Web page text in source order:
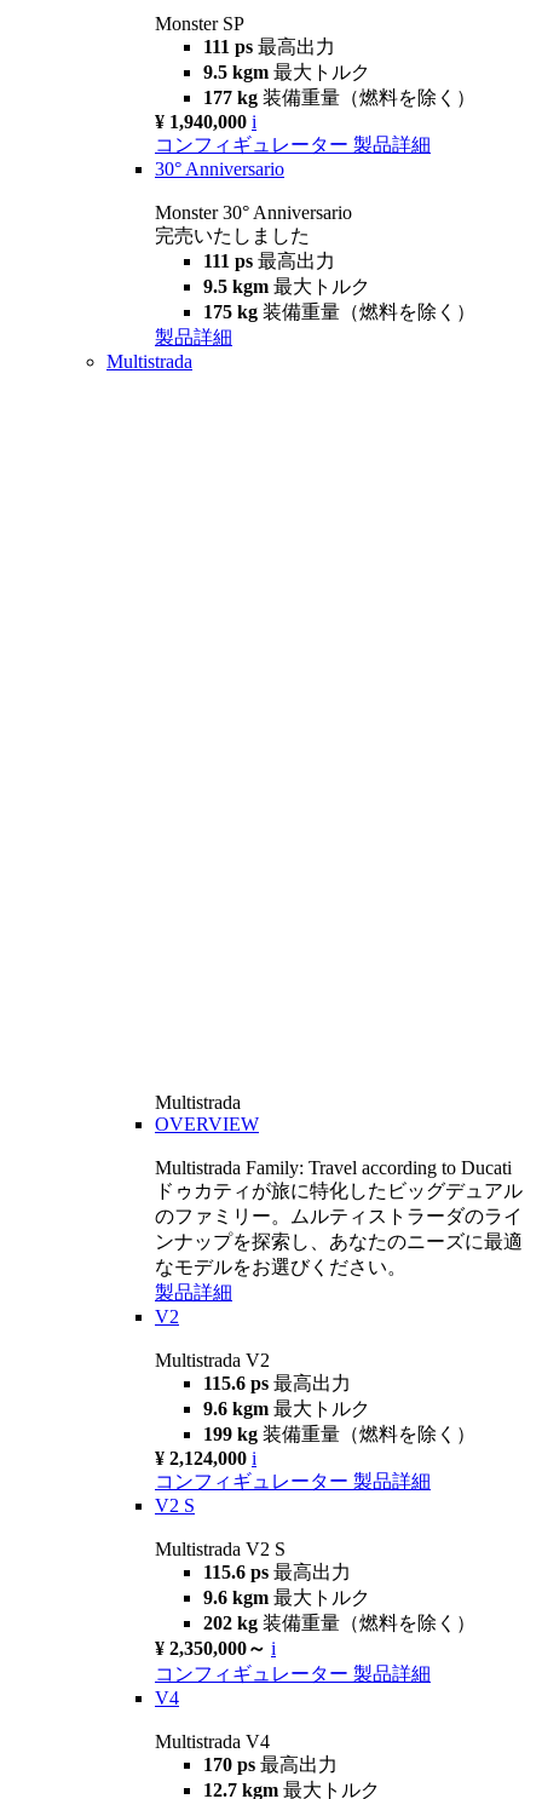
Monster SP
111 ps 最高出力
9.5 kgm 最大トルク
177 kg 装備重量（燃料を除く）
¥ 1,940,000 i
コンフィギュレーター 製品詳細
30° Anniversario
Monster 30° Anniversario
完売いたしました
111 ps 最高出力
9.5 kgm 最大トルク
175 kg 装備重量（燃料を除く）
製品詳細
Multistrada
Multistrada
OVERVIEW
Multistrada Family: Travel according to Ducati
ドゥカティが旅に特化したビッグデュアル
のファミリー。ムルティストラーダのライ
ンナップを探索し、あなたのニーズに最適
なモデルをお選びください。
製品詳細
V2
Multistrada V2
115.6 ps 最高出力
9.6 kgm 最大トルク
199 kg 装備重量（燃料を除く）
¥ 2,124,000 i
コンフィギュレーター 製品詳細
V2 S
Multistrada V2 S
115.6 ps 最高出力
9.6 kgm 最大トルク
202 kg 装備重量（燃料を除く）
¥ 2,350,000～ i
コンフィギュレーター 製品詳細
V4
Multistrada V4
170 ps 最高出力
12.7 kgm 最大トルク